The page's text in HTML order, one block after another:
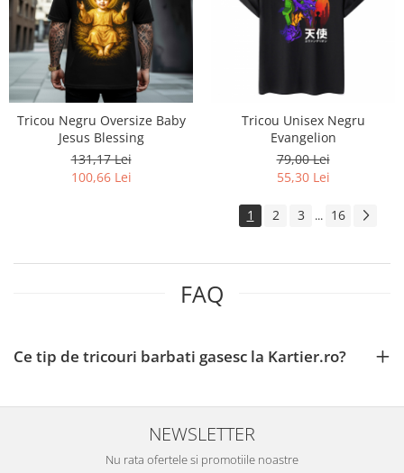
Tricou Negru Oversize Baby
Jesus Blessing
131,17 Lei
100,66 Lei
Tricou Unisex Negru
Evangelion
79,00 Lei
55,30 Lei
1 2 3 ... 16
FAQ
Ce tip de tricouri barbati gasesc la Kartier.ro?
NEWSLETTER
Nu rata ofertele si promotiile noastre